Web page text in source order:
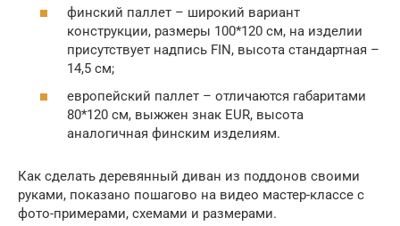
финский паллет – широкий вариант
конструкции, размеры 100*120 см, на изделии
присутствует надпись FIN, высота стандартная –
14,5 см;
европейский паллет – отличаются габаритами
80*120 см, выжжен знак EUR, высота
аналогичная финским изделиям.
Как сделать деревянный диван из поддонов своими
руками, показано пошагово на видео мастер-классе с
фото-примерами, схемами и размерами.